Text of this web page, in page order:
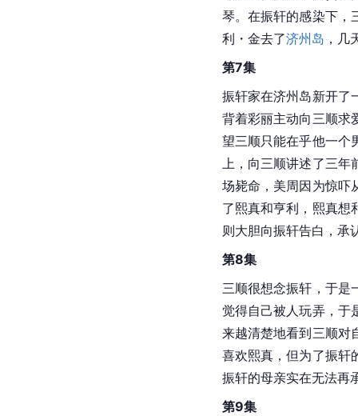
琴。在振轩的感染下，
利・金去了济州岛 ，
第7集
振轩家在济州岛新开了
背着彩丽主动向三顺求
望三顺只能在乎他一个
上，向三顺讲述了三年
场毙命，美周因为惊吓
了熙真和亨利，熙真想
则大胆向振轩告白，承
第8集
三顺很想念振轩，于是
觉得自己被人玩弄，于
来越清楚地看到三顺对
喜欢熙真，但为了振轩
振轩的母亲实在无法再
第9集